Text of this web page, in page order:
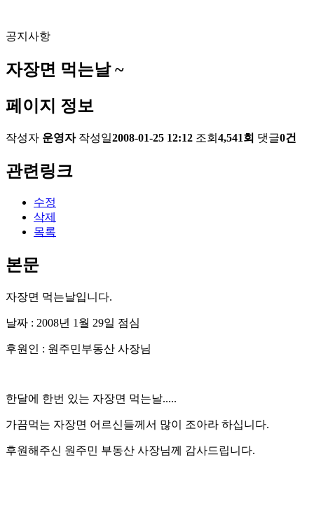
공지사항
자장면 먹는날 ~
페이지 정보
작성자 운영자 작성일2008-01-25 12:12 조회 4,541회 댓글0건
관련링크
수정
삭제
목록
본문
자장면 먹는날입니다.
날짜 : 2008년 1월 29일 점심
후원인 : 원주민부동산 사장님
한달에 한번 있는 자장면 먹는날.....
가끔먹는 자장면 어르신들께서 많이 조아라 하십니다.
후원해주신 원주민 부동산 사장님께 감사드립니다.